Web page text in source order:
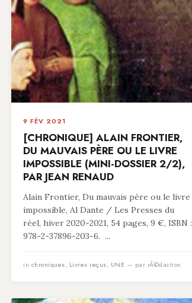
9 FÉV 2021
[CHRONIQUE] ALAIN FRONTIER,
DU MAUVAIS PÈRE OU LE LIVRE
IMPOSSIBLE (MINI-DOSSIER 2/2),
PAR JEAN RENAUD
Alain Frontier, Du mauvais père ou le livre
impossible, Al Dante / Les Presses du
réel, hiver 2020-2021, 54 pages, 9 €, ISBN :
978-2-37896-203-6. ...
in chroniques, Livres reçus, UNE — par rÃ©daction